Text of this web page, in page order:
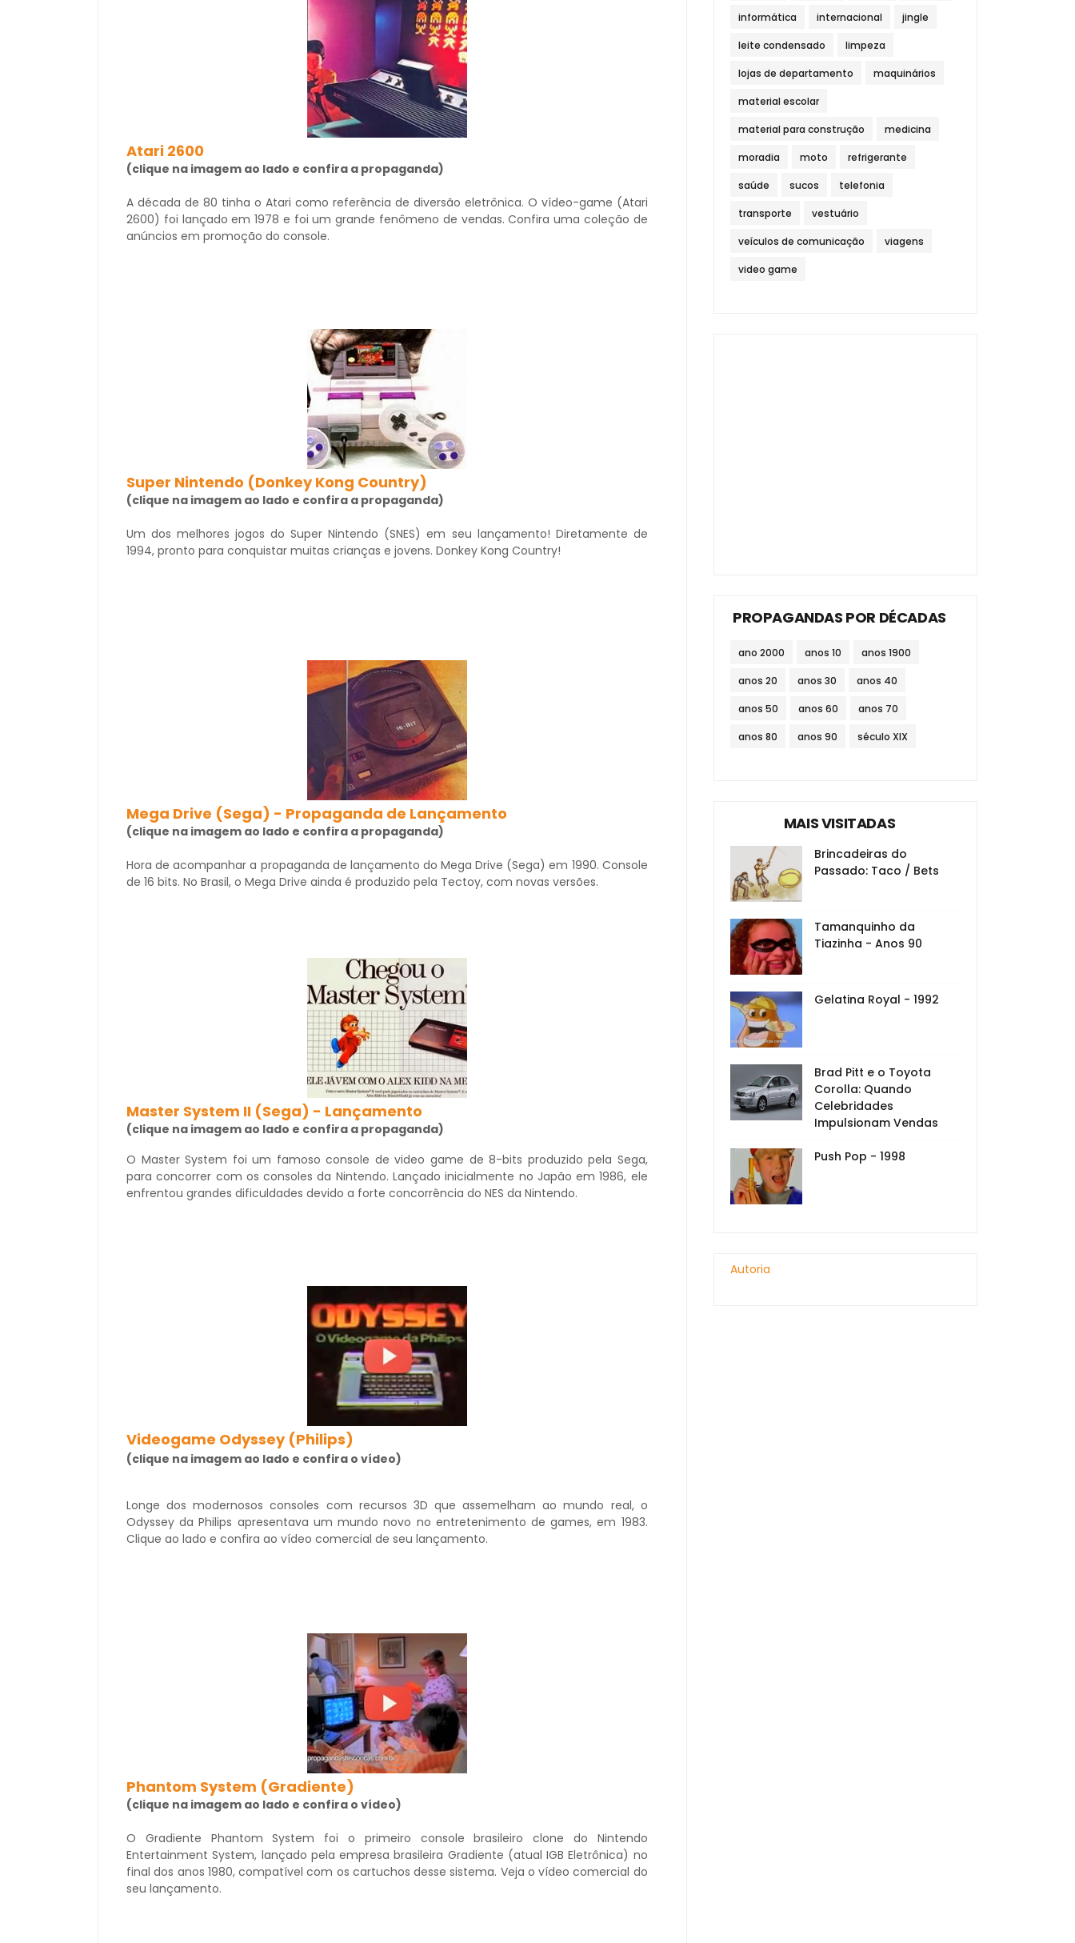
Atari 2600
(clique na imagem ao lado e confira a propaganda)
A década de 80 tinha o Atari como referência de diversão eletrônica. O vídeo-game (Atari
2600) foi lançado em 1978 e foi um grande fenômeno de vendas. Confira uma coleção de
anúncios em promoção do console.
Super Nintendo (Donkey Kong Country)
(clique na imagem ao lado e confira a propaganda)
Um dos melhores jogos do Super Nintendo (SNES) em seu lançamento! Diretamente de
1994, pronto para conquistar muitas crianças e jovens. Donkey Kong Country!
Mega Drive (Sega) - Propaganda de Lançamento
(clique na imagem ao lado e confira a propaganda)
Hora de acompanhar a propaganda de lançamento do Mega Drive (Sega) em 1990. Console
de 16 bits. No Brasil, o Mega Drive ainda é produzido pela Tectoy, com novas versões.
Master System II (Sega) - Lançamento
(clique na imagem ao lado e confira a propaganda)
O Master System foi um famoso console de video game de 8-bits produzido pela Sega,
para concorrer com os consoles da Nintendo. Lançado inicialmente no Japão em 1986, ele
enfrentou grandes dificuldades devido a forte concorrência do NES da Nintendo.
Videogame Odyssey (Philips)
(clique na imagem ao lado e confira o vídeo)
Longe dos modernosos consoles com recursos 3D que assemelham ao mundo real, o
Odyssey da Philips apresentava um mundo novo no entretenimento de games, em 1983.
Clique ao lado e confira ao vídeo comercial de seu lançamento.
Phantom System (Gradiente)
(clique na imagem ao lado e confira o vídeo)
O Gradiente Phantom System foi o primeiro console brasileiro clone do Nintendo
Entertainment System, lançado pela empresa brasileira Gradiente (atual IGB Eletrônica) no
final dos anos 1980, compatível com os cartuchos desse sistema. Veja o vídeo comercial do
seu lançamento.
informática internacional jingle
leite condensado limpeza
lojas de departamento maquinários
material escolar
material para construção medicina
moradia moto refrigerante
saúde sucos telefonia
transporte vestuário
veículos de comunicação viagens
video game
PROPAGANDAS POR DÉCADAS
ano 2000 anos 10 anos 1900
anos 20 anos 30 anos 40
anos 50 anos 60 anos 70
anos 80 anos 90 século XIX
MAIS VISITADAS
Brincadeiras do
Passado: Taco / Bets
Tamanquinho da
Tiazinha - Anos 90
Gelatina Royal - 1992
Brad Pitt e o Toyota
Corolla: Quando
Celebridades
Impulsionam Vendas
Push Pop - 1998
Autoria